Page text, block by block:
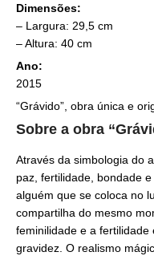
Dimensões:
– Largura: 29,5 cm
– Altura: 40 cm
Ano:
2015
“Grávido”, obra única e
Sobre a obra
Através da simbologia do
paz, fertilidade, bondade
alguém que se coloca no
compartilha do mesmo
feminilidade e a
gravidez. O realismo